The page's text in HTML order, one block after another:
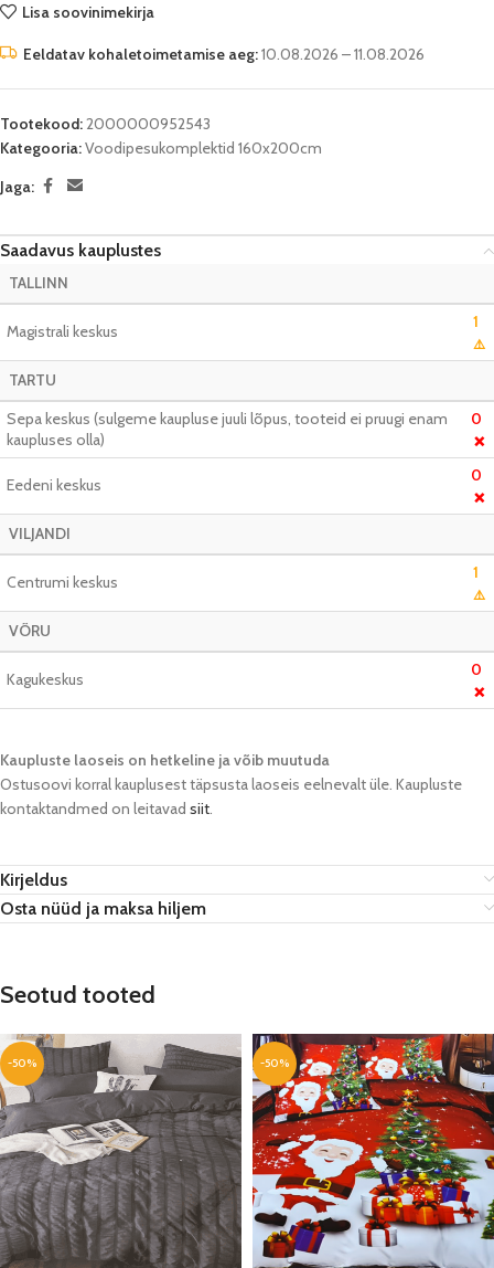
Lisa soovinimekirja
Eeldatav kohaletoimetamise aeg:10.08.2026 – 11.08.2026
Tootekood:2000000952543
Kategooria:Voodipesukomplektid 160x200cm
Jaga:
Saadavus kauplustes
TALLINN
Magistrali keskus 1
⚠️
TARTU
Sepa keskus (sulgeme kaupluse juuli lõpus, tooteid ei pruugi enam
kaupluses olla)
0
❌
Eedeni keskus 0
❌
VILJANDI
Centrumi keskus 1
⚠️
VÕRU
Kagukeskus 0
❌
Kaupluste laoseis on hetkeline ja võib muutuda​
Ostusoovi korral kauplusest täpsusta laoseis eelnevalt üle. Kaupluste
kontaktandmed on leitavad siit.
Kirjeldus
Osta nüüd ja maksa hiljem
Seotud tooted
-50% -50%